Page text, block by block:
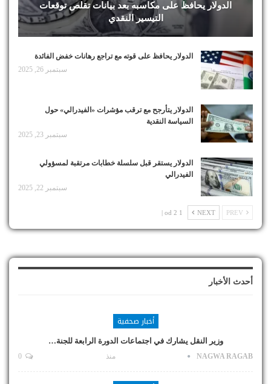
الدولار يحافظ على مكاسبه بعد بيانات تقلص توقعات
التيسير النقدي
الدولار يحافظ على قوته مع تراجع رهانات خفض الفائدة
سبتمبر 26, 2025
الدولار يتأرجح مع ترقب مؤشرات «الفيدرالي» حول
السياسة النقدية
سبتمبر 23, 2025
الدولار يستقر قبل سلسلة خطابات مرتقبة لمسؤولي
الفيدرالي
سبتمبر 22, 2025
NEXT
1 od 2 |
أحدث الأخبار
أخبار صحفية
وزير النقل يشارك في اجتماعات الدورة الرابعة للجنة…
NAGWA RAGAB منذ